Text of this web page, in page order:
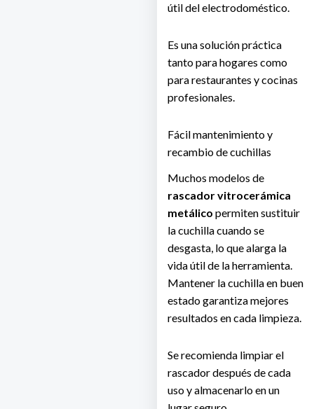
útil del electrodoméstico.
Es una solución práctica
tanto para hogares como
para restaurantes y cocinas
profesionales.
Fácil mantenimiento y
recambio de cuchillas
Muchos modelos de
rascador vitrocerámica
metálico permiten sustituir
la cuchilla cuando se
desgasta, lo que alarga la
vida útil de la herramienta.
Mantener la cuchilla en buen
estado garantiza mejores
resultados en cada limpieza.
Se recomienda limpiar el
rascador después de cada
uso y almacenarlo en un